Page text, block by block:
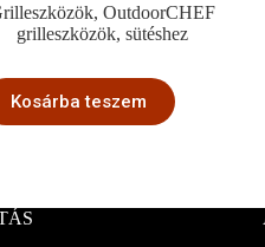
,OutdoorCHEF
grilleszközök,sütéshez
Kosárba teszem